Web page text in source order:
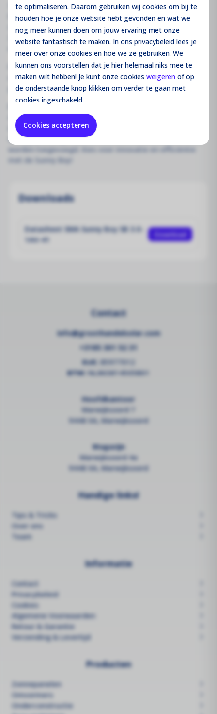
te optimaliseren. Daarom gebruiken wij cookies om bij te
houden hoe je onze website hebt gevonden en wat we
nog meer kunnen doen om jouw ervaring met onze
website fantastisch te maken. In ons privacybeleid lees je
meer over onze cookies en hoe we ze gebruiken. We
kunnen ons voorstellen dat je hier helemaal niks mee te
maken wilt hebben! Je kunt onze cookies weigeren of op
de onderstaande knop klikken om verder te gaan met
cookies ingeschakeld.
Cookies accepteren
3.0-6.0, speciaal ontworpen voor particuliere woningen.
Deze omvormer integreert de SMA Smart Connected
service met intelligente technologie voor elke omgeving.
Zijn lichte design zorgt voor een snelle en eenvoudige
Dankzij de ingebouwde webinterface kan de Sunny Boy
eenvoudig via smartphone of tablet in gebruik worden
genomen.
Deze omvormer is klaar voor de toekomst, ondersteund
door de huidige communicatienormen. Dit betekent dat
intelligente energiebeheeroplossingen en SMA
opslagoplossingen op elk moment flexibel kunnen
worden toegevoegd. Kies voor innovatie en efficiëntie
met de Sunny Boy!
Downloads
Datasheet SMA Sunny Boy SB 3.0-
1AV-41
Download
Contact
info@groothandelsolar.com
+3185 301 52 31
KvK: 85977012
BTW: NL863814505B01
Hoofdkantoor
Marwijksoord 7
9448 XA, Marwijksoord
Magazijn
Marwijksoord 4a
9448 XA, Marwijksoord
Handige links!
Tips & Tricks
Over ons
Team
Informatie
Contact
Privacybeleid
Cookies
Algemene Voorwaarden
Retour & Garantie
Verzending & Levertijd
Producten
Zonnepanelen
Omvormers
Onderconstructie